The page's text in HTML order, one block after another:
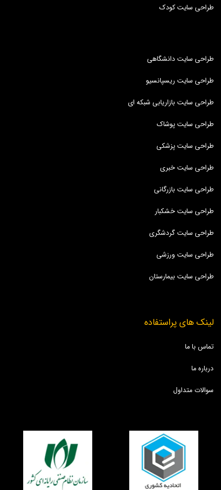
طراحی سایت کودک
طراحی سایت دانشگاهی
طراحی سایت ریسپانسیو
طراحی سایت بازاریابی شبکه ای
طراحی سایت پوشاک
طراحی سایت پزشکی
طراحی سایت خبری
طراحی سایت بازرگانی
طراحی سایت خشکبار
طراحی سایت گردشگری
طراحی سایت ورزشی
طراحی سایت بیمارستان
لینک های پراستفاده
تماس با ما
درباره ما
سوالات متداول